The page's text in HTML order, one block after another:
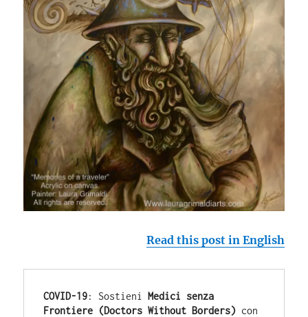
Read this post in English
COVID-19: Sostieni Medici senza
Frontiere (Doctors Without Borders) con